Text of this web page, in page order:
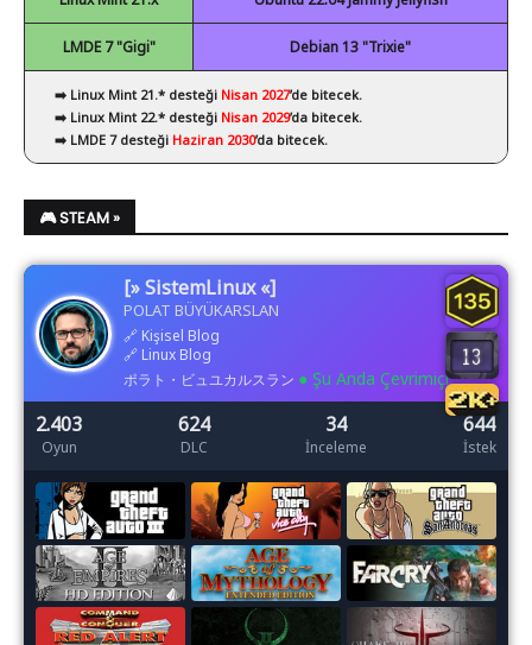
LMDE 7 "Gigi" Debian 13 "Trixie"
➡️ Linux Mint 21.* desteği Nisan 2027’de bitecek.
➡️ Linux Mint 22.* desteği Nisan 2029’da bitecek.
➡️ LMDE 7 desteği Haziran 2030’da bitecek.
🎮 STEAM »
[» SistemLinux «]
POLAT BÜYÜKARSLAN
🔗 Kişisel Blog
🔗 Linux Blog
ポラト・ビュユカルスラン ● Şu Anda Çevrimiçi
2.403
Oyun
624
DLC
34
İnceleme
644
İstek